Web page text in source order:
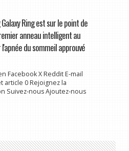
Ring est sur le point de
anneau intelligent au
du sommeil approuvé
Facebook X Reddit E-mail
article 0 Rejoignez la
Suivez-nous Ajoutez-nous